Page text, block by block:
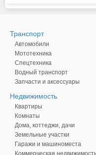
Транспорт
Автомобили
Мототехника
Спецтехника
Водный транспорт
Запчасти и аксессуары
Недвижимость
Квартиры
Комнаты
Дома, коттеджи, дачи
Земельные участки
Гаражи и машиноместа
Коммерческая